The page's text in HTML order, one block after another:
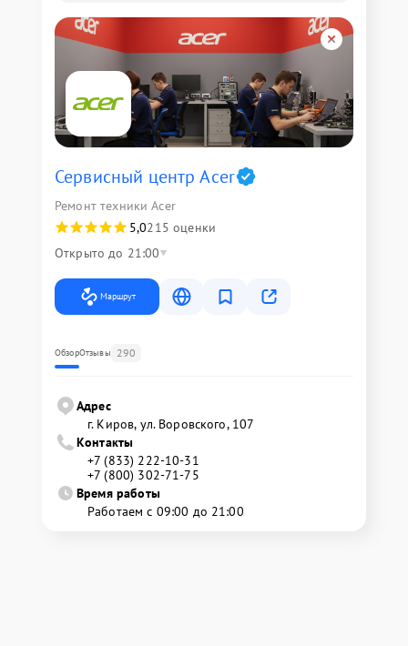
Сервисный центр Acer
Ремонт техники Acer
5,0215 оценки
Открыто до 21:00
Маршрут
ОбзорОтзывы 290
Адрес
г. Киров, ул. Воровского, 107
Контакты
+7 (833) 222-10-31
+7 (800) 302-71-75
Время работы
Работаем с 09:00 до 21:00